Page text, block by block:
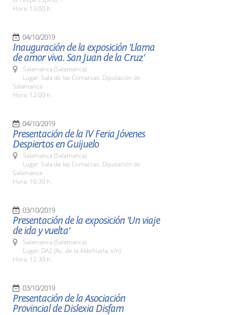
Hora: 13:00 h.
04/10/2019
Inauguración de la exposición 'Llama
de amor viva. San Juan de la Cruz'
Salamanca (Salamanca)
Lugar: Sala de las Comarcas. Diputación de
Salamanca
Hora: 12:00 h.
04/10/2019
Presentación de la IV Feria Jóvenes
Despiertos en Guijuelo
Salamanca (Salamanca)
Lugar: Sala de las Comarcas. Diputación de
Salamanca
Hora: 10:30 h.
03/10/2019
Presentación de la exposición 'Un viaje
de ida y vuelta'
Salamanca (Salamanca)
Lugar: DA2 (Av. de la Aldehuela, s/n)
Hora: 12:30 h.
03/10/2019
Presentación de la Asociación
Provincial de Dislexia Disfam